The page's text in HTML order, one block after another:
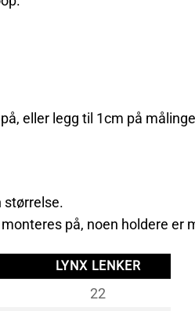
eller legg til 1cm på
størrelse.
på, noen holdere er
LYNX LENKER
22